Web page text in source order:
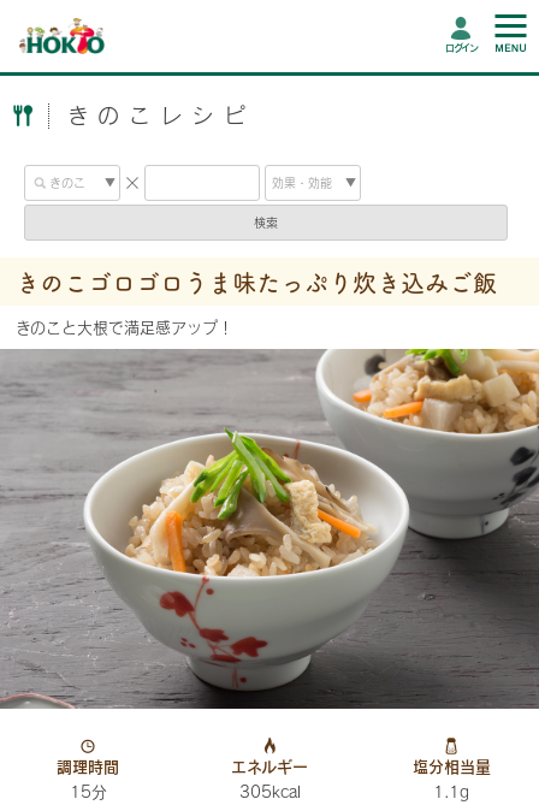
ログイン
きのこレシピ
検索
きのこゴロゴロうま味たっぷり炊き込みご飯
きのこと大根で満足感アップ！
調理時間
15分
エネルギー
305kcal
塩分相当量
1.1g